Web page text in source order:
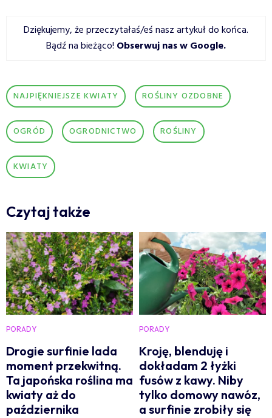
Dziękujemy, że przeczytałaś/eś nasz artykuł do końca.
Bądź na bieżąco! Obserwuj nas w Google.
NAJPIĘKNIEJSZE KWIATY ROŚLINY OZDOBNE
OGRÓD OGRODNICTWO ROŚLINY
KWIATY
Czytaj także
PORADY
Drogie surfinie lada
moment przekwitną.
Ta japońska roślina ma
kwiaty aż do
października
PORADY
Kroję, blenduję i
dokładam 2 łyżki
fusów z kawy. Niby
tylko domowy nawóz,
a surfinie zrobiły się